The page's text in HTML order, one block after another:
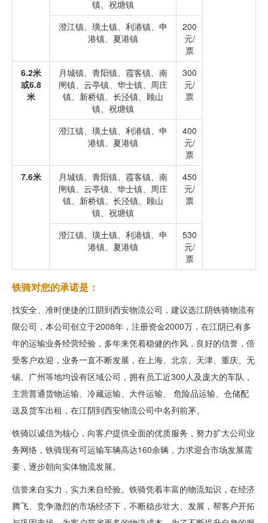
镇、祝塘镇
澄江镇、璜土镇、利港镇、申
港镇、夏港镇
200
元/
票
6.2米
或6.8
米
月城镇、青阳镇、霞客镇、南
闸镇、云亭镇、华士镇、周庄
镇、新桥镇、长泾镇、顾山
镇、祝塘镇
300
元/
票
澄江镇、璜土镇、利港镇、申
港镇、夏港镇
400
元/
票
7.6米
月城镇、青阳镇、霞客镇、南
闸镇、云亭镇、华士镇、周庄
镇、新桥镇、长泾镇、顾山
镇、祝塘镇
450
元/
票
澄江镇、璜土镇、利港镇、申
港镇、夏港镇
530
元/
票
铁骑对您的承诺是：
找安全、准时便捷的江阴到西安物流公司，建议选江阴铁骑物流有
限公司，本公司创立于2008年，注册资金2000万，在江阴已有多
年的运输业务经营经验，多年来凭着稳健的作风，良好的信誉，倍
受客户欢迎，业务一直不断发展，在上海、北京、天津、重庆、无
锡、广州等地均设有区域公司，拥有员工近300人及庞大的车队，
主营普通货物运输、冷藏运输、大件运输、 危险品运输、仓储配
送及货车出租，在江阴到西安物流公司中名列前茅。
铁骑以诚信为核心，向客户提供全面的优质服务，努力扩大公司业
务网络，铁骑现有可运输车辆高达160余辆，力求迎合市场发展需
要，逐步朝向实体物流发展。
信誉来自实力，实力来自经验。铁骑凭着丰富的物流知识，在经济
腾飞、竞争激烈的市场经济下，不断稳步壮大、发展，帮客户开拓